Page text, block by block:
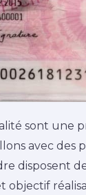
sont une
avec des
disposent
objectif